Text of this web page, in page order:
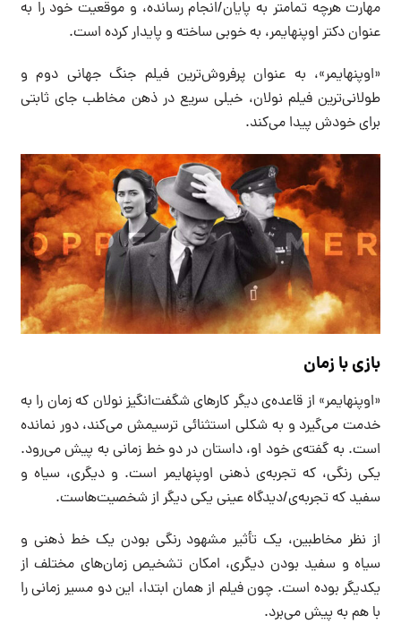
مهارت هرچه تمامتر به پایان/انجام رسانده، و موقعیت خود را به
عنوان دکتر اوپنهایمر، به خوبی ساخته و پایدار کرده است.
«اوپنهایمر»، به عنوان پرفروش‌ترین فیلم جنگ جهانی دوم و
طولانی‌ترین فیلم نولان، خیلی سریع در ذهن مخاطب جای ثابتی
برای خودش پیدا می‌کند.
بازی با زمان
«اوپنهایمر» از قاعده‌ی دیگر کارهای شگفت‌انگیز نولان که زمان را به
خدمت می‌گیرد و به شکلی استثنائی ترسیمش می‌کند، دور نمانده
است. به گفته‌ی خود او، داستان در دو خط زمانی به پیش می‌رود.
یکی رنگی، که تجربه‌ی ذهنی اوپنهایمر است. و دیگری، سیاه و
سفید که تجربه‌ی/دیدگاه عینی یکی دیگر از شخصیت‌هاست.
از نظر مخاطبین، یک تأثیر مشهود رنگی بودن یک خط ذهنی و
سیاه و سفید بودن دیگری، امکان تشخیص زمان‌های مختلف از
یکدیگر بوده است. چون فیلم از همان ابتدا، این دو مسیر زمانی را
با هم به پیش می‌برد.